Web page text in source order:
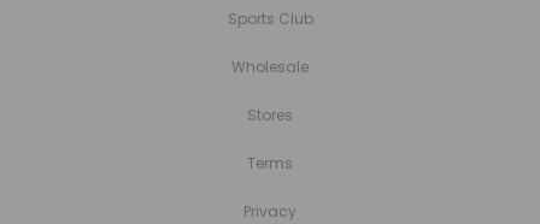
Sports Club
Wholesale
Stores
Terms
Privacy